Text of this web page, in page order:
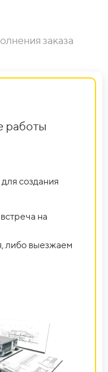
заказа
работы
создания
на
либо выезжаем